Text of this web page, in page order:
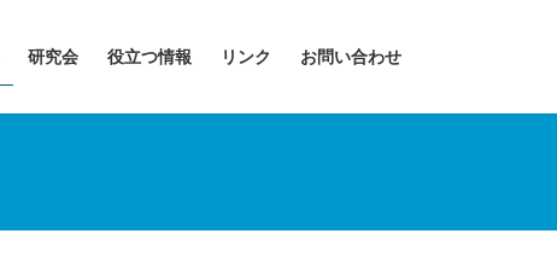
研究会 役立つ情報 リンク お問い合わせ